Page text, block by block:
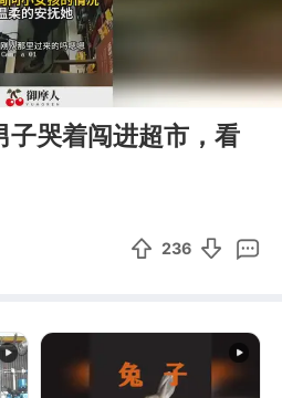
00:57
子哭着闯进超市，看
236